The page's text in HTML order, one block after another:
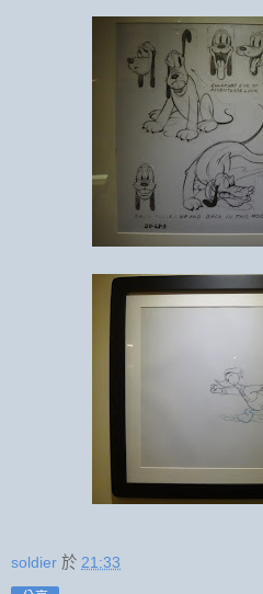
soldier 於 21:33